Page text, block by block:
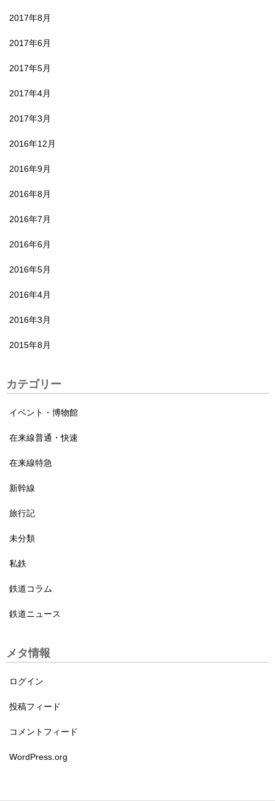
2017年8月
2017年6月
2017年5月
2017年4月
2017年3月
2016年12月
2016年9月
2016年8月
2016年7月
2016年6月
2016年5月
2016年4月
2016年3月
2015年8月
カテゴリー
イベント・博物館
在来線普通・快速
在来線特急
新幹線
旅行記
未分類
私鉄
鉄道コラム
鉄道ニュース
メタ情報
ログイン
投稿フィード
コメントフィード
WordPress.org